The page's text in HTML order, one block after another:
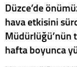
Düzce’de
hava etkisini
Müdürlüğü’nün
hafta boyunca